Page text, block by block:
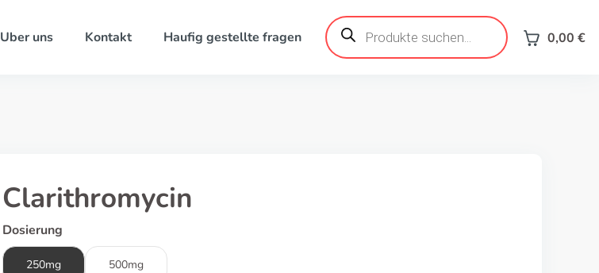
Uber uns Kontakt Haufig gestellte fragen
Products
search 0,00 €
Clarithromycin
Dosierung
250mg 500mg